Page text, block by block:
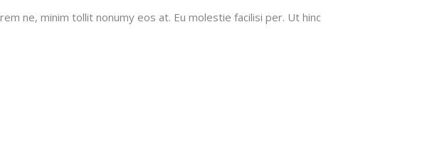
ne, minim tollit nonumy eos at. Eu molestie facilisi per. Ut hinc